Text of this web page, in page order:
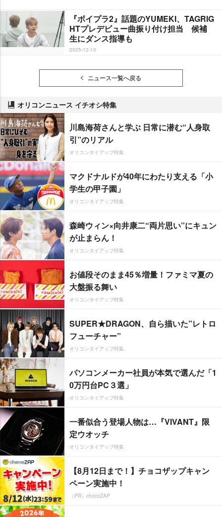
『ボイプラ2』話題のYUMEKI、TAGRIG
HTプレデビュー曲振り付け担当 候補
生にダンス指導も
2025-12-13
ニュース一覧へ戻る
オリコンニュース イチオシ特集
川島海荷さんと学ぶ 日常に潜む“人身取
引”のリアル
オリコンタイアップ特集
マクドナルドが40年にわたり支える「小
学生の甲子園」
オリコンタイアップ特集
森崎ウィン×向井康二“両片思い”にキュン
が止まらん！
オリコンタイアップ特集
お値段そのまま45％増量！ファミマ夏の
大盤振る舞い
オリコンタイアップ特集
SUPER★DRAGON、自ら描いた”レトロ
フューチャー”
オリコンタイアップ特集
パソコンメーカー社員が本気で選んだ「1
0万円台PC３選」
オリコンタイアップ特集
一番似合う登場人物は…『VIVANT』限
定ウオッチ
オリコンタイアップ特集
【8月12日まで！】チョコザップキャン
ペーン実施中！
（PR）chocoZAP